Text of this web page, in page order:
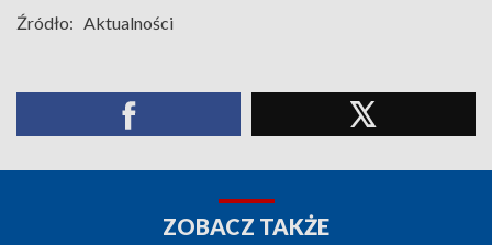
Źródło: Aktualności
ZOBACZ TAKŻE